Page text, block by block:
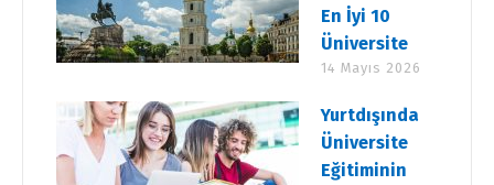
En İyi 10
Üniversite
14 Mayıs 2026
Yurtdışında
Üniversite
Eğitiminin